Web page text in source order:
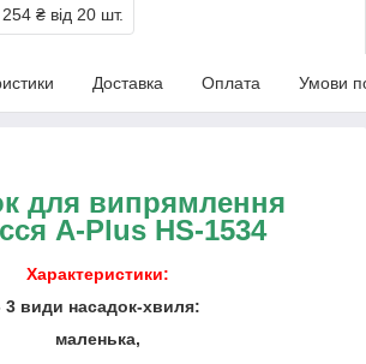
254 ₴ від 20 шт.
Доставка Оплата Умови
для випрямлення
A-Plus HS-1534
Характеристики:
3 види насадок-хвиля:
маленька,